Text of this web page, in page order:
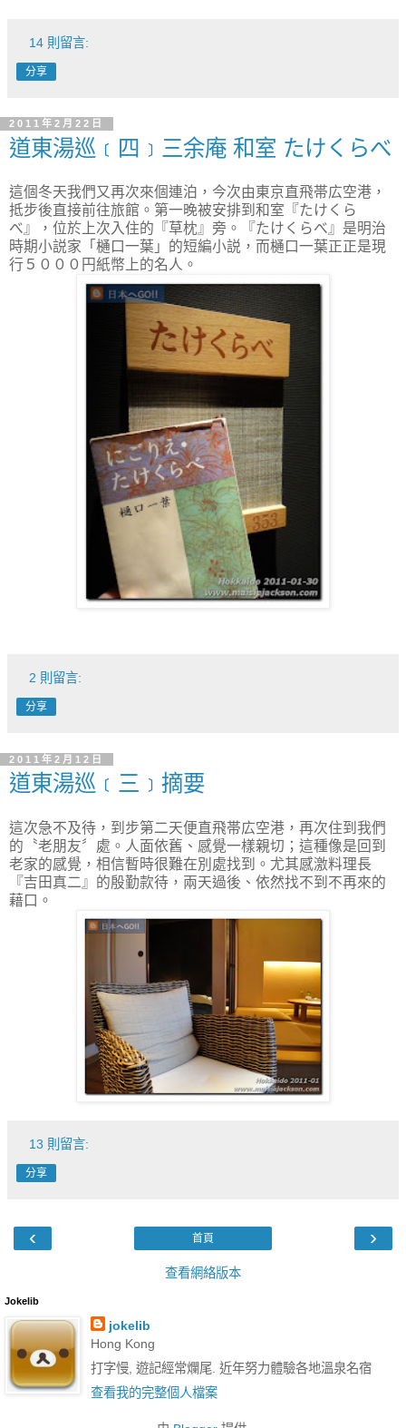
14 則留言:
分享
2011年2月22日
道東湯巡﹝四﹞三余庵 和室 たけくらべ
這個冬天我們又再次來個連泊，今次由東京直飛帯広空港，
抵步後直接前往旅館。第一晚被安排到和室『たけくら
べ』，位於上次入住的『草枕』旁。『たけくらべ』是明治
時期小説家「樋口一葉」的短編小説，而樋口一葉正正是現
行５０００円紙幣上的名人。
2 則留言:
分享
2011年2月12日
道東湯巡﹝三﹞摘要
這次急不及待，到步第二天便直飛帯広空港，再次住到我們
的〝老朋友〞處。人面依舊、感覺一樣親切；這種像是回到
老家的感覺，相信暫時很難在別處找到。尤其感激料理長
『吉田真二』的殷勤款待，兩天過後、依然找不到不再來的
藉口。
13 則留言:
分享
‹ ›
首頁
查看網絡版本
Jokelib
jokelib
Hong Kong
打字慢, 遊記經常爛尾. 近年努力體驗各地溫泉名宿
查看我的完整個人檔案